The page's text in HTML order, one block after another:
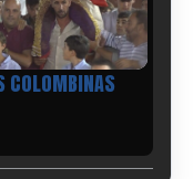
COLOMBINAS